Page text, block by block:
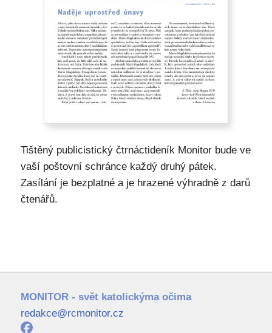
Tištěný publicistický čtrnáctideník Monitor bude ve
vaší poštovní schránce každý druhý pátek.
Zasílání je bezplatné a je hrazené výhradně z darů
čtenářů.
MONITOR - svět katolickýma očima
redakce@rcmonitor.cz